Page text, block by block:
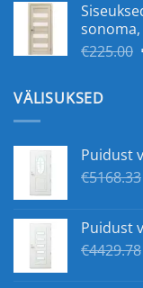
€225.00
VÄLISUKSED
Puidust
€5168.33
Puidust
€4429.78